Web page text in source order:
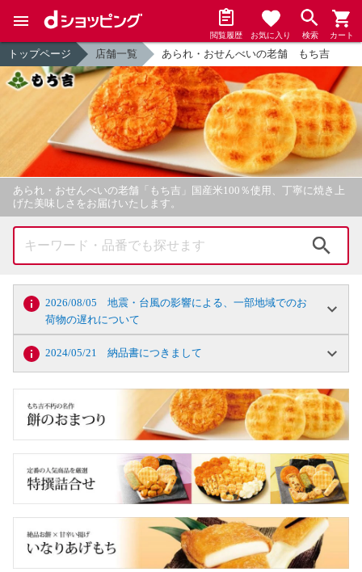
閲覧履歴 お気に入り 検索 カート
トップページ 店舗一覧 あられ・おせんべいの老舗 もち吉
あられ・おせんべいの老舗「もち吉」国産米100％使用、丁寧に焼き上
げた美味しさをお届けいたします。
2026/08/05 地震・台風の影響による、一部地域でのお
荷物の遅れについて
2024/05/21 納品書につきまして